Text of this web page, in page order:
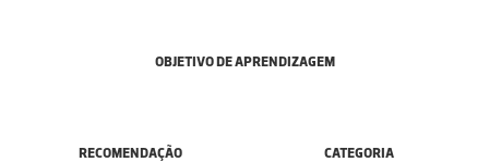
OBJETIVO DE APRENDIZAGEM
RECOMENDAÇÃO CATEGORIA